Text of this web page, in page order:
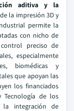
aditiva y la
la impresión 3D y
permite la
con nicho de
preciso de
especialmente
biomédicas y
que apoyan las
los financiados
de los
la integración de